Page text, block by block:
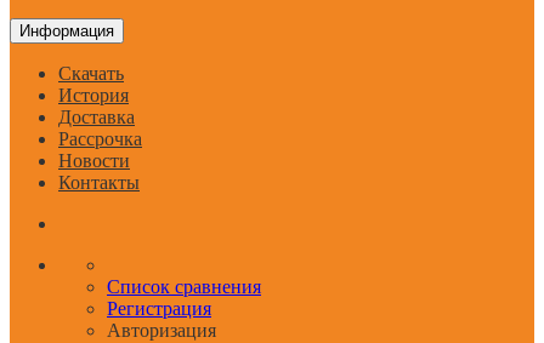
Информация
Скачать
История
Доставка
Рассрочка
Новости
Контакты
Список сравнения
Регистрация
Авторизация